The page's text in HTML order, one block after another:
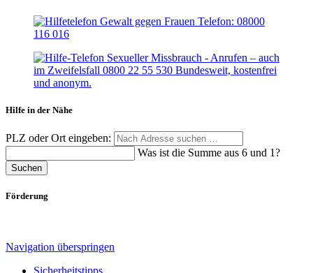
Hilfe in der Nähe
PLZ oder Ort eingeben:
Was ist die Summe aus 6 und 1?
Suchen
Förderung
Navigation überspringen